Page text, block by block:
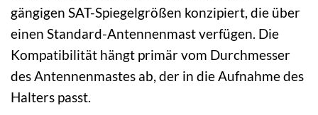
gängigen SAT-Spiegelgrößen konzipiert, die über
einen Standard-Antennenmast verfügen. Die
Kompatibilität hängt primär vom Durchmesser
des Antennenmastes ab, der in die Aufnahme des
Halters passt.